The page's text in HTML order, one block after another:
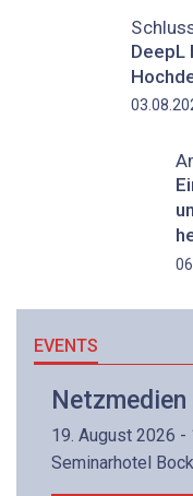
DeepL
EVENTS
19. August 2026 -
Seminarhotel